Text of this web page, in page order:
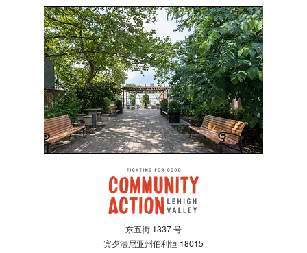
东五街 1337 号
宾夕法尼亚州伯利恒 18015